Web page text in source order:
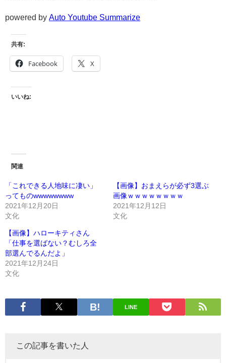
powered by Auto Youtube Summarize
共有:
Facebook X
いいね:
関連
「これできる人地味に凄い」
ってものwwwwwwww
2021年12月20日
文化
【画像】おまえらが必ず3選ぶ
画像ｗｗｗｗｗｗｗｗ
2021年12月12日
文化
【画像】ハローキティさん
「仕事を選ばない？むしろ全
部選んでるんだよ」
2021年12月24日
文化
LINE
この記事を書いた人